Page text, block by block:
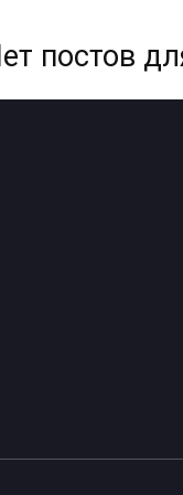
постов